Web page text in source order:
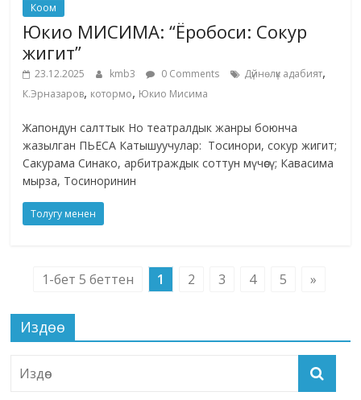
Коом
Юкио МИСИМА: “Ёробоси: Сокур
жигит”
23.12.2025 kmb3 0 Comments Дүйнөлүк адабият,
К.Эрназаров, котормо, Юкио Мисима
Жапондун салттык Но театралдык жанры боюнча
жазылган ПЬЕСА Катышуучулар: Тосинори, сокур жигит;
Сакурама Синако, арбитраждык соттун мүчөсү; Кавасима
мырза, Тосиноринин
Толугу менен
1-бет 5 беттен 1 2 3 4 5 »
Издөө